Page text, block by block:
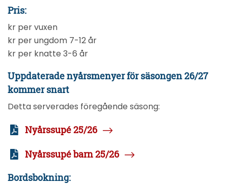
Pris:
kr per vuxen
kr per ungdom 7-12 år
kr per knatte 3-6 år
Uppdaterade nyårsmenyer för säsongen 26/27
kommer snart
Detta serverades föregående säsong:
Nyårssupé 25/26
Nyårssupé barn 25/26
Bordsbokning: